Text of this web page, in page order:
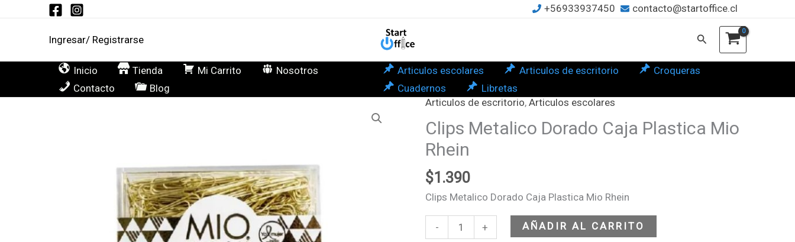
+56933937450 contacto@startoffice.cl
Ingresar/ Registrarse Buscar
Inicio Tienda Mi Carrito
Nosotros
Contacto
Blog
Articulos escolares Articulos de escritorio
Croqueras
Cuadernos
Libretas
Articulos de escritorio,Articulos escolares
Clips Metalico Dorado Caja Plastica Mio
Rhein
$1.390
Clips Metalico Dorado Caja Plastica Mio Rhein
-
Clips
Metalico
Dorado
Caja
Plastica
Mio
Rhein
cantidad
+ AÑADIR AL CARRITO
Rhein